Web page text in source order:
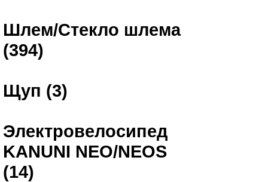
Шлем/Стекло шлема
(394)
Щуп (3)
Электровелосипед
KANUNI NEO/NEOS
(14)